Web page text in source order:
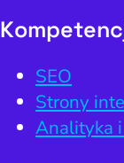
SEO
Strony
Analityka